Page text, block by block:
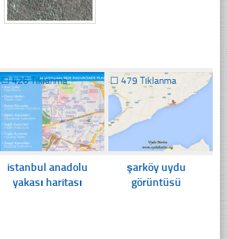
☐426 Tıklanma
istanbul anadolu
yakası haritası
☐ 479 Tıklanma
şarköy uydu
görüntüsü